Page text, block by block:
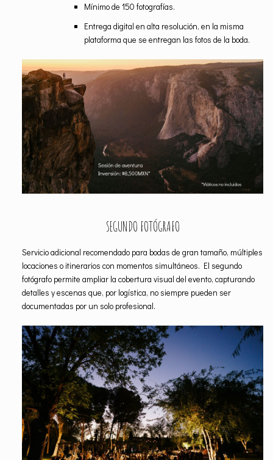
Mínimo de 150 fotografías.
Entrega digital en alta resolución, en la misma
plataforma que se entregan las fotos de la boda.
SEGUNDO FOTÓGRAFO
Servicio adicional recomendado para bodas de gran tamaño, múltiples
locaciones o itinerarios con momentos simultáneos. El segundo
fotógrafo permite ampliar la cobertura visual del evento, capturando
detalles y escenas que, por logística, no siempre pueden ser
documentadas por un solo profesional.